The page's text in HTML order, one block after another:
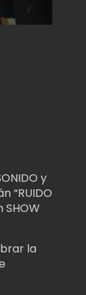
y
“RUIDO
SHOW
la